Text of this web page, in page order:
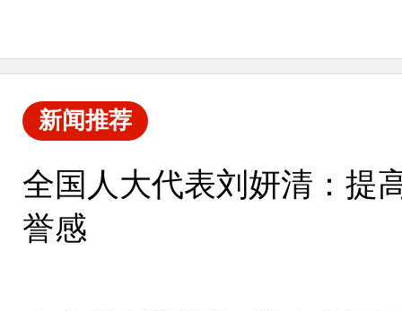
新闻推荐
全国人大代表刘妍清：提
誉感